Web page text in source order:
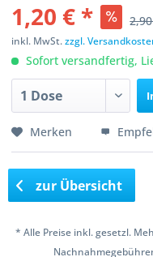
1,20 € *
inkl. MwSt.zzgl.
Sofort versandfertig,
Merken
zur Übersicht
* Alle Preise inkl. gesetzl.